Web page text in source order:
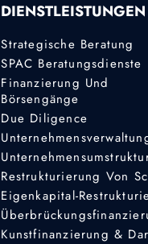
DIENSTLEISTUNGEN
Strategische Beratung
SPAC Beratungsdienste
Finanzierung Und
Börsengänge
Due Diligence
Restrukturierung Von
Eigenkapital-
Kunstfinanzierung &